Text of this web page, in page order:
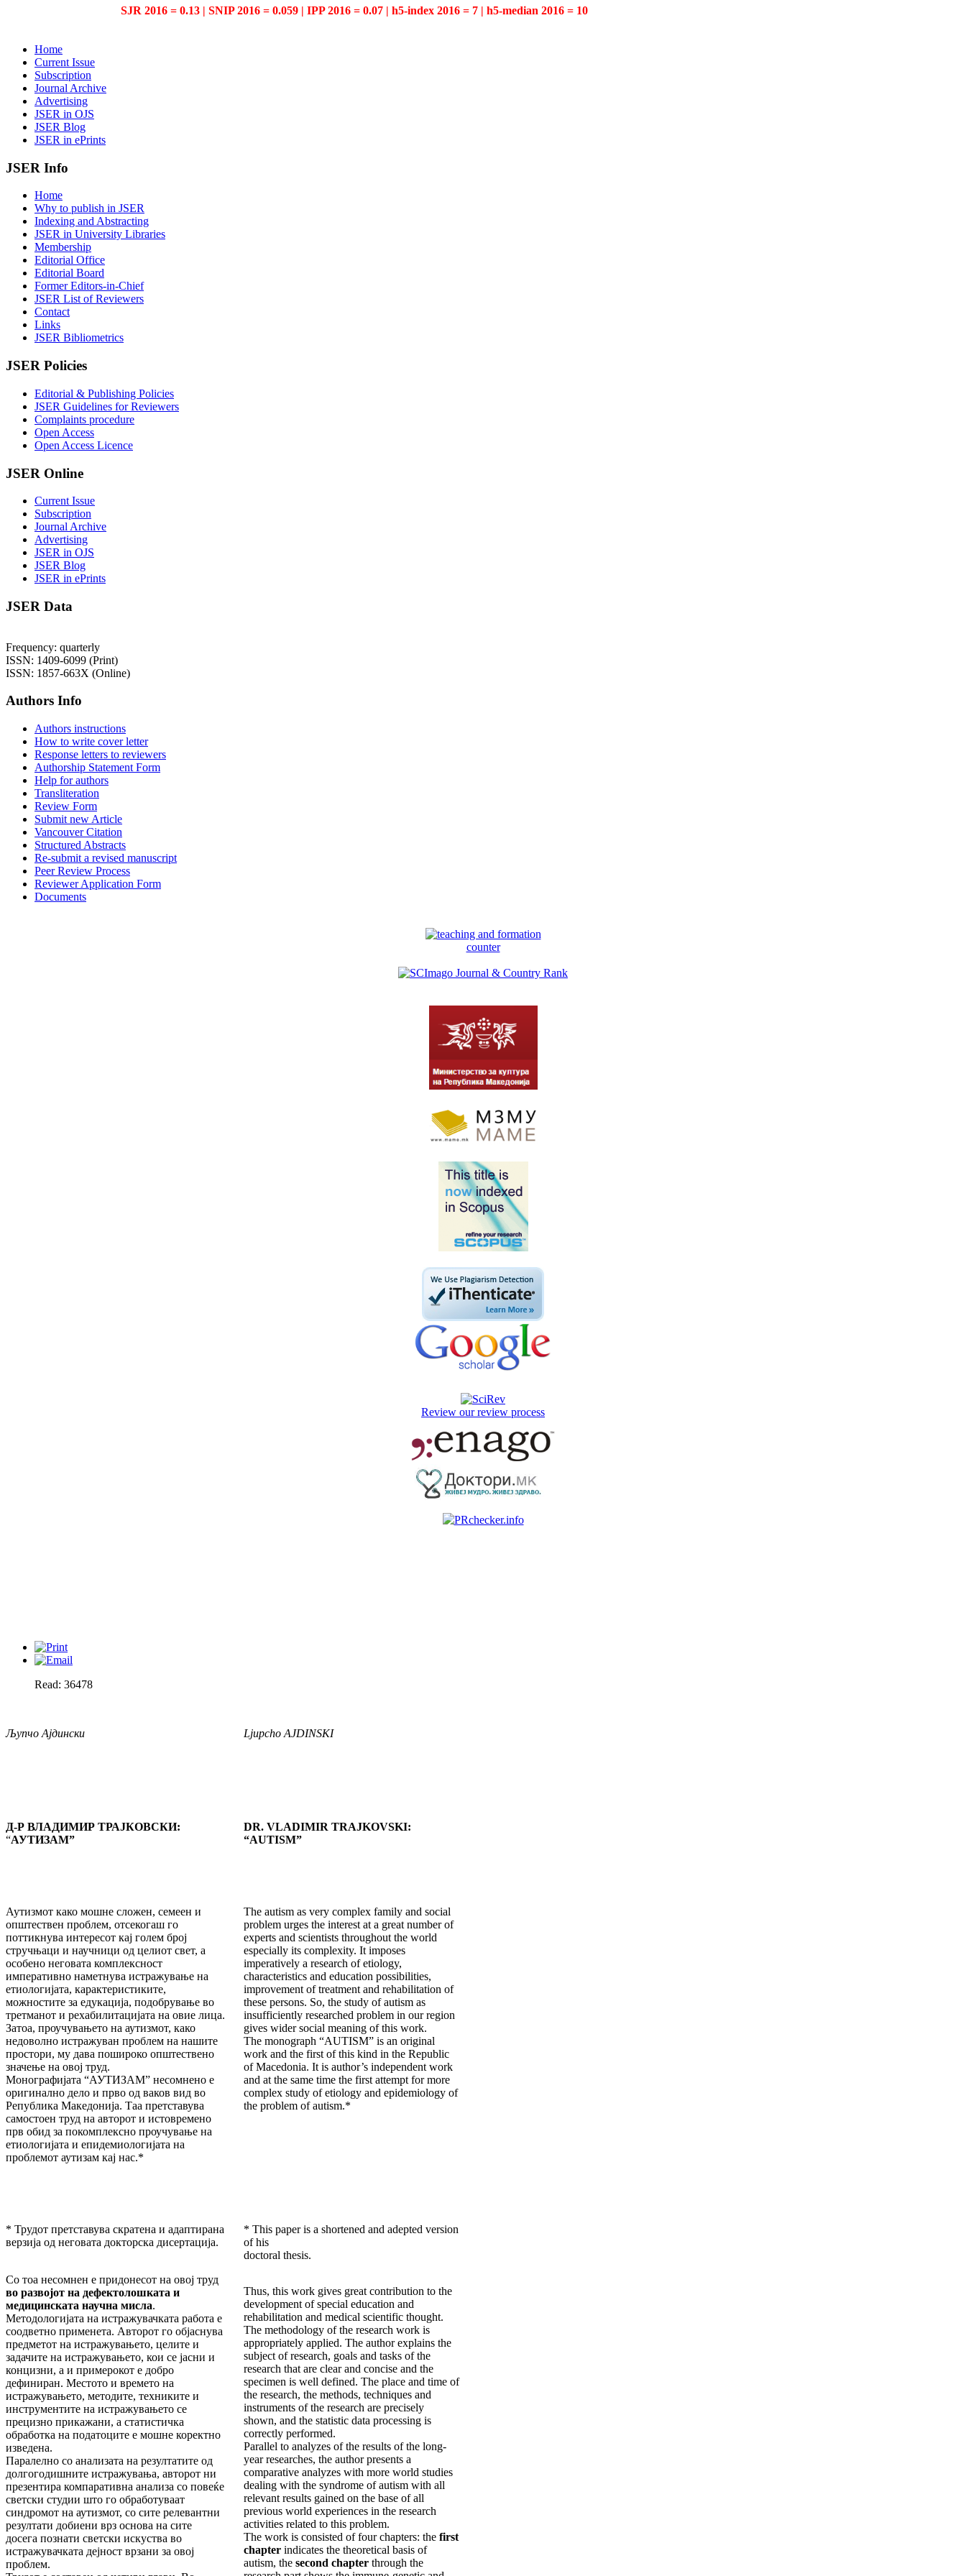
SJR 2016 = 0.13 | SNIP 2016 = 0.059 | IPP 2016 = 0.07 | h5-index 2016 = 7 | h5-median 2016 = 10
Home
Current Issue
Subscription
Journal Archive
Advertising
JSER in OJS
JSER Blog
JSER in ePrints
JSER Info
Home
Why to publish in JSER
Indexing and Abstracting
JSER in University Libraries
Membership
Editorial Office
Editorial Board
Former Editors-in-Chief
JSER List of Reviewers
Contact
Links
JSER Bibliometrics
JSER Policies
Editorial & Publishing Policies
JSER Guidelines for Reviewers
Complaints procedure
Open Access
Open Access Licence
JSER Online
Current Issue
Subscription
Journal Archive
Advertising
JSER in OJS
JSER Blog
JSER in ePrints
JSER Data
Frequency: quarterly
ISSN: 1409-6099 (Print)
ISSN: 1857-663X (Online)
Authors Info
Authors instructions
How to write cover letter
Response letters to reviewers
Authorship Statement Form
Help for authors
Transliteration
Review Form
Submit new Article
Vancouver Citation
Structured Abstracts
Re-submit a revised manuscript
Peer Review Process
Reviewer Application Form
Documents
counter
Review our review process
Read: 36478
Љупчо Ајдински Ljupcho AJDINSKI
Д-Р ВЛАДИМИР ТРАЈКОВСКИ:
“АУТИЗАМ”
DR. VLADIMIR TRAJKOVSKI:
“AUTISM”
Аутизмот како мошне сложен, семеен и
општествен проблем, отсекогаш го
поттикнува интересот кај голем број
стручњаци и научници од целиот свет, а
особено неговата комплексност
императивно наметнува истражување на
етиологијата, карактеристиките,
можностите за едукација, подобрување во
третманот и рехабилитацијата на овие лица.
Затоа, проучувањето на аутизмот, како
недоволно истражуван проблем на нашите
простори, му дава пошироко општествено
значење на овој труд.
Монографијата “АУТИЗАМ” несомнено е
оригинално дело и прво од ваков вид во
Република Македонија. Таа претставува
самостоен труд на авторот и истовремено
прв обид за покомплексно проучување на
етиологијата и епидемиологијата на
проблемот аутизам кај нас.*
The autism as very complex family and social
problem urges the interest at a great number of
experts and scientists throughout the world
especially its complexity. It imposes
imperatively a research of etiology,
characteristics and education possibilities,
improvement of treatment and rehabilitation of
these persons. So, the study of autism as
insufficiently researched problem in our region
gives wider social meaning of this work.
The monograph “AUTISM” is an original
work and the first of this kind in the Republic
of Macedonia. It is author’s independent work
and at the same time the first attempt for more
complex study of etiology and epidemiology of
the problem of autism.*
* Трудот претставува скратена и адаптирана
верзија од неговата докторска дисертација.
* This paper is a shortened and adepted version
of his
doctoral thesis.
Со тоа несомнен е придонесот на овој труд
во развојот на дефектолошката и
медицинската научна мисла.
Методологијата на истражувачката работа е
соодветно применета. Авторот го објаснува
предметот на истражувањето, целите и
задачите на истражувањето, кои се јасни и
концизни, а и примерокот е добро
дефиниран. Местото и времето на
истражувањето, методите, техниките и
инструментите на истражувањето се
прецизно прикажани, а статистичка
обработка на податоците е мошне коректно
изведена.
Паралелно со анализата на резултатите од
долгогодишните истражувања, авторот ни
презентира компаративна анализа со повеќе
светски студии што го обработуваат
синдромот на аутизмот, со сите релевантни
резултати добиени врз основа на сите
досега познати светски искуства во
истражувачката дејност врзани за овој
проблем.
Thus, this work gives great contribution to the
development of special education and
rehabilitation and medical scientific thought.
The methodology of the research work is
appropriately applied. The author explains the
subject of research, goals and tasks of the
research that are clear and concise and the
specimen is well defined. The place and time of
the research, the methods, techniques and
instruments of the research are precisely
shown, and the statistic data processing is
correctly performed.
Parallel to analyzes of the results of the long-
year researches, the author presents a
comparative analyzes with more world studies
dealing with the syndrome of autism with all
relevant results gained on the base of all
previous world experiences in the research
activities related to this problem.
The work is consisted of four chapters: the first
chapter indicates the theoretical basis of
autism, the second chapter through the